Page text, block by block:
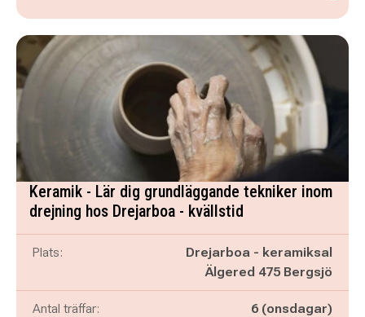
Keramik - Lär dig grundläggande tekniker inom
drejning hos Drejarboa - kvällstid
Plats:
Drejarboa - keramiksal
Älgered 475 Bergsjö
Antal träffar: 6 (onsdagar)